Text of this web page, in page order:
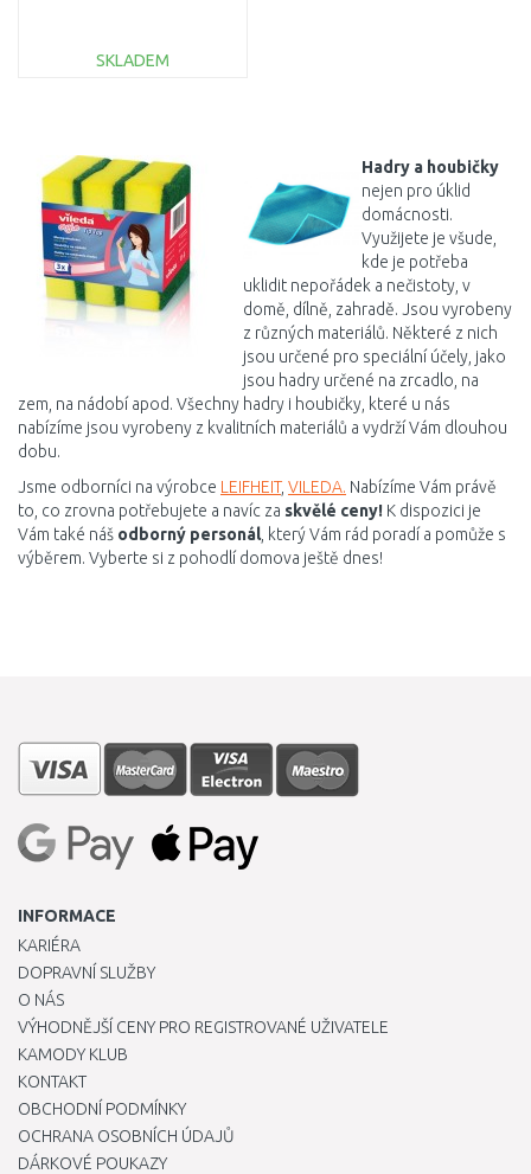
SKLADEM
Porovnat
Hadry a houbičky
nejen pro úklid
domácnosti.
Využijete je všude,
kde je potřeba
uklidit nepořádek a nečistoty, v
domě, dílně, zahradě. Jsou vyrobeny
z různých materiálů. Některé z nich
jsou určené pro speciální účely, jako
jsou hadry určené na zrcadlo, na
zem, na nádobí apod. Všechny hadry i houbičky, které u nás
nabízíme jsou vyrobeny z kvalitních materiálů a vydrží Vám dlouhou
dobu.
Jsme odborníci na výrobce LEIFHEIT, VILEDA. Nabízíme Vám právě
to, co zrovna potřebujete a navíc za skvělé ceny! K dispozici je
Vám také náš odborný personál, který Vám rád poradí a pomůže s
výběrem. Vyberte si z pohodlí domova ještě dnes!
INFORMACE
KARIÉRA
DOPRAVNÍ SLUŽBY
O NÁS
VÝHODNĚJŠÍ CENY PRO REGISTROVANÉ UŽIVATELE
KAMODY KLUB
KONTAKT
OBCHODNÍ PODMÍNKY
OCHRANA OSOBNÍCH ÚDAJŮ
DÁRKOVÉ POUKAZY